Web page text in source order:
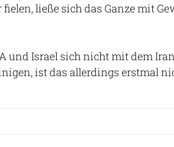
fielen, ließe sich das Ganze mit
und Israel sich nicht mit dem
ist das allerdings erstmal